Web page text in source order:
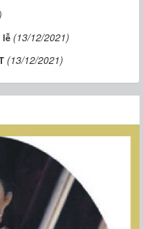
lễ (13/12/2021)
(13/12/2021)